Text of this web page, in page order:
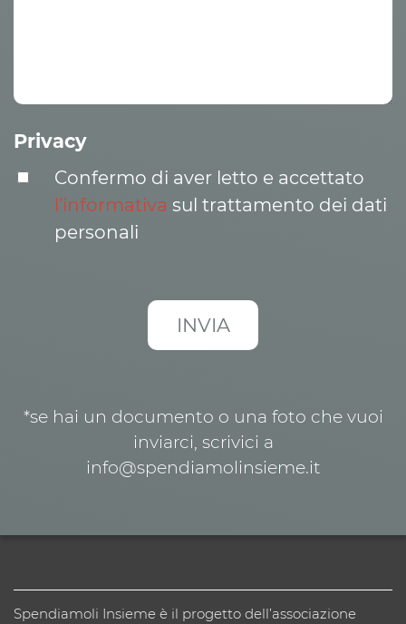
Privacy
Confermo di aver letto e accettato
l’informativa sul trattamento dei dati
personali
*se hai un documento o una foto che vuoi
inviarci, scrivici a
info@spendiamolinsieme.it
Spendiamoli Insieme è il progetto dell’associazione